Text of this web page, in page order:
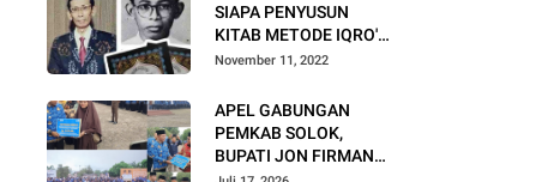
SIAPA PENYUSUN
KITAB METODE IQRO'?
INI BIOGRAFI KH. AS'AD
November 11, 2022
APEL GABUNGAN
PEMKAB SOLOK,
BUPATI JON FIRMAN